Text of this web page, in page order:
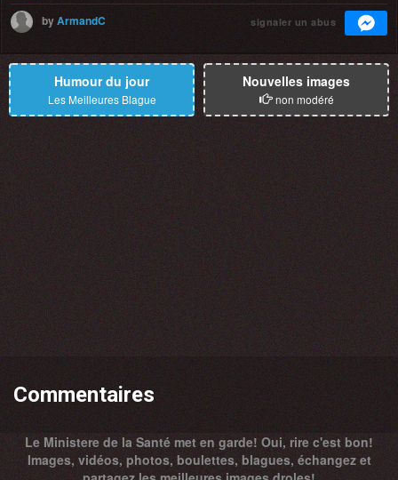
byArmandC signaler un abus
Humour du jour
Les Meilleures Blague
Nouvelles images
non modéré
Commentaires
Le Ministere de la Santé met en garde! Oui, rire c'est bon!
Images, vidéos, photos, boulettes, blagues, échangez et